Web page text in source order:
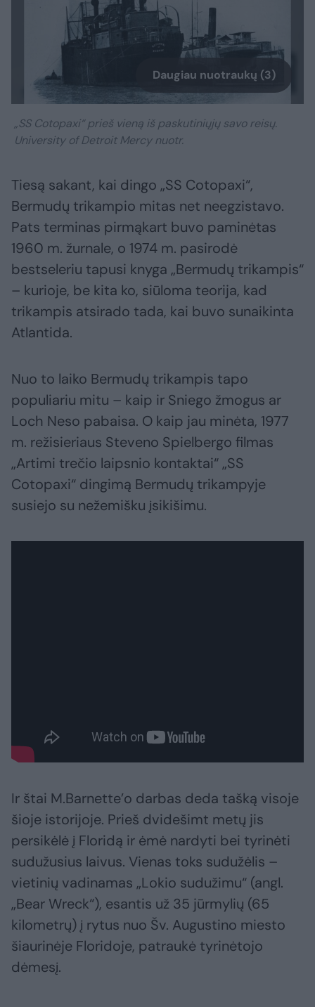
Daugiau nuotraukų (3)
„SS Cotopaxi“ prieš vieną iš paskutiniųjų savo reisų.
University of Detroit Mercy nuotr.
Tiesą sakant, kai dingo „SS Cotopaxi“,
Bermudų trikampio mitas net neegzistavo.
Pats terminas pirmąkart buvo paminėtas
1960 m. žurnale, o 1974 m. pasirodė
bestseleriu tapusi knyga „Bermudų trikampis“
– kurioje, be kita ko, siūloma teorija, kad
trikampis atsirado tada, kai buvo sunaikinta
Atlantida.
Nuo to laiko Bermudų trikampis tapo
populiariu mitu – kaip ir Sniego žmogus ar
Loch Neso pabaisa. O kaip jau minėta, 1977
m. režisieriaus Steveno Spielbergo filmas
„Artimi trečio laipsnio kontaktai“ „SS
Cotopaxi“ dingimą Bermudų trikampyje
susiejo su nežemišku įsikišimu.
Ir štai M.Barnette’o darbas deda tašką visoje
šioje istorijoje. Prieš dvidešimt metų jis
persikėlė į Floridą ir ėmė nardyti bei tyrinėti
sudužusius laivus. Vienas toks sudužėlis –
vietinių vadinamas „Lokio sudužimu“ (angl.
„Bear Wreck“), esantis už 35 jūrmylių (65
kilometrų) į rytus nuo Šv. Augustino miesto
šiaurinėje Floridoje, patraukė tyrinėtojo
dėmesį.